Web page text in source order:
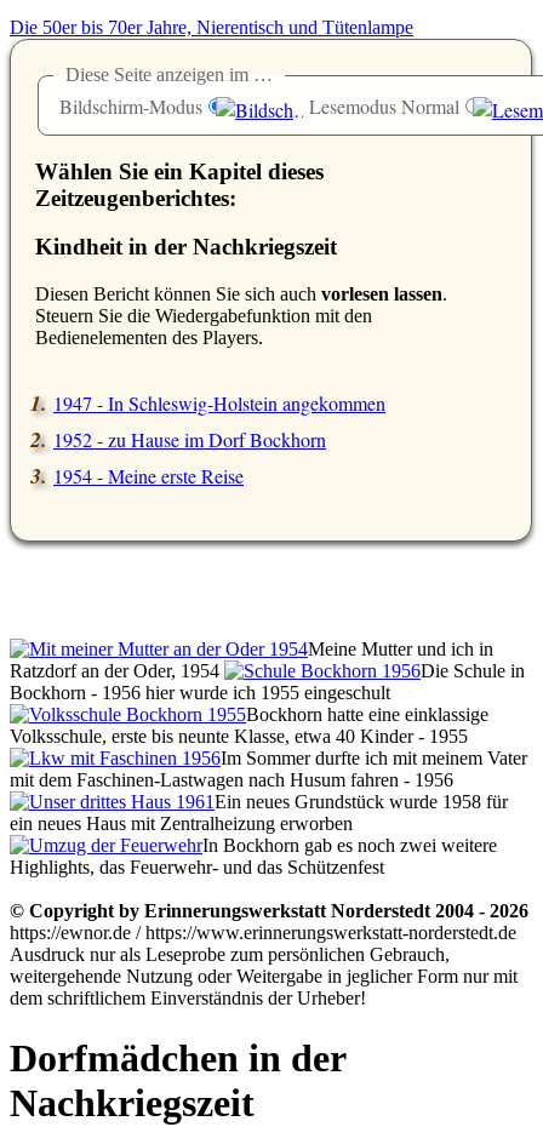
Die 50er bis 70er Jahre, Nierentisch und Tütenlampe
Diese Seite anzeigen im …
Bildschirm-Modus Lesemodus Normal
Wählen Sie ein Kapitel dieses
Zeitzeugenberichtes:
Kindheit in der Nachkriegszeit
Diesen Bericht können Sie sich auch vorlesen lassen.
Steuern Sie die Wiedergabefunktion mit den
Bedienelementen des Players.
1947 - In Schleswig-Holstein angekommen
1952 - zu Hause im Dorf Bockhorn
1954 - Meine erste Reise
Meine Mutter und ich in
Ratzdorf an der Oder, 1954
Die Schule in
Bockhorn - 1956 hier wurde ich 1955 eingeschult
Bockhorn hatte eine einklassige
Volksschule, erste bis neunte Klasse, etwa 40 Kinder - 1955
Im Sommer durfte ich mit meinem Vater
mit dem Faschinen-Lastwagen nach Husum fahren - 1956
Ein neues Grundstück wurde 1958 für
ein neues Haus mit Zentralheizung erworben
In Bockhorn gab es noch zwei weitere
Highlights, das Feuerwehr- und das Schützenfest
© Copyright by Erinnerungswerkstatt Norderstedt 2004 - 2026
https://ewnor.de / https://www.erinnerungswerkstatt-norderstedt.de
Ausdruck nur als Leseprobe zum persönlichen Gebrauch,
weitergehende Nutzung oder Weitergabe in jeglicher Form nur mit
dem schriftlichem Einverständnis der Urheber!
Dorfmädchen in der
Nachkriegszeit